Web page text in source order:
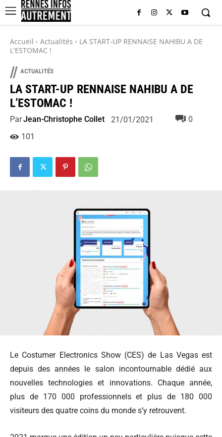
Accueil Actualités
LA START-UP RENNAISE NAHIBU A DE
L'ESTOMAC !
// ACTUALITÉS
LA START-UP RENNAISE NAHIBU A DE
L’ESTOMAC !
ParJean-Christophe Collet 21/01/2021
0
101
Le Costumer Electronics Show (CES) de Las Vegas est
depuis des années le salon incontournable dédié aux
nouvelles technologies et innovations. Chaque année,
plus de 170 000 professionnels et plus de 180 000
visiteurs des quatre coins du monde s’y retrouvent.